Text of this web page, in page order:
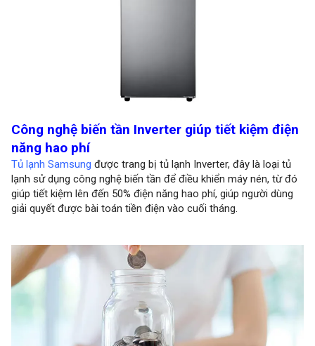
Công nghệ biến tần Inverter giúp tiết kiệm điện
năng hao phí
Tủ lạnh Samsung được trang bị tủ lạnh Inverter, đây là loại tủ
lạnh sử dụng công nghệ biến tần để điều khiển máy nén, từ đó
giúp tiết kiệm lên đến 50% điện năng hao phí, giúp người dùng
giải quyết được bài toán tiền điện vào cuối tháng.